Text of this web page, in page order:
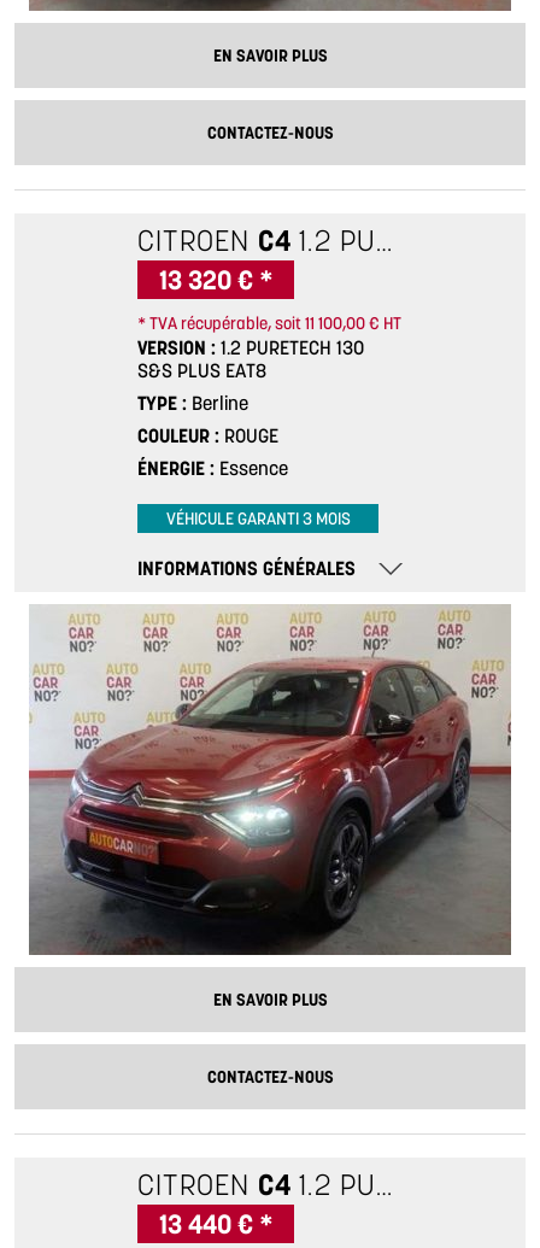
EN SAVOIR PLUS
CONTACTEZ-NOUS
CITROEN C4 1.2 PURETECH 130 S&S PLUS EAT8
13 320 € *
* TVA récupérable, soit 11 100,00 € HT
VERSION
1.2 PURETECH 130
S&S PLUS EAT8
TYPE
Berline
COULEUR
ROUGE
ÉNERGIE
Essence
VÉHICULE GARANTI 3 MOIS
INFORMATIONS GÉNÉRALES
EN SAVOIR PLUS
CONTACTEZ-NOUS
CITROEN C4 1.2 PURETECH 130 S&S PLUS EAT8
13 440 € *